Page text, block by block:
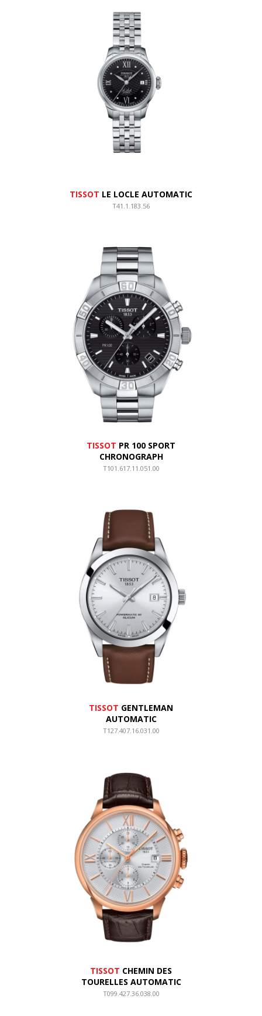
TISSOT LE LOCLE AUTOMATIC
T41.1.183.56
TISSOT PR 100 SPORT
CHRONOGRAPH
T101.617.11.051.00
TISSOT GENTLEMAN
AUTOMATIC
T127.407.16.031.00
TISSOT CHEMIN DES
TOURELLES AUTOMATIC
T099.427.36.038.00